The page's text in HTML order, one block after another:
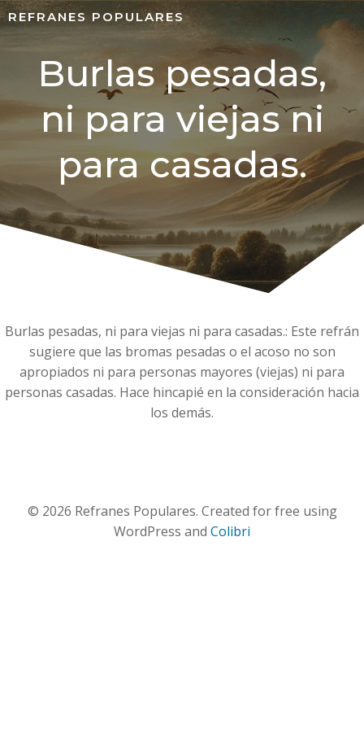
REFRANES POPULARES
Burlas pesadas,
ni para viejas ni
para casadas.
Burlas pesadas, ni para viejas ni para casadas.: Este refrán
sugiere que las bromas pesadas o el acoso no son
apropiados ni para personas mayores (viejas) ni para
personas casadas. Hace hincapié en la consideración hacia
los demás.
© 2026 Refranes Populares. Created for free using
WordPress and Colibri